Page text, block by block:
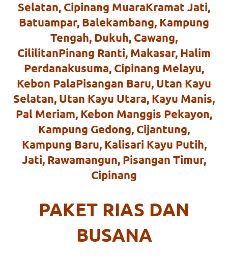
https://www.stockswatches.com
anchor
https://
check
this
link
here
Selatan, Cipinang MuaraKramat Jati,
Batuampar, Balekambang, Kampung
Tengah, Dukuh, Cawang,
CililitanPinang Ranti, Makasar, Halim
Perdanakusuma, Cipinang Melayu,
Kebon PalaPisangan Baru, Utan Kayu
Selatan, Utan Kayu Utara, Kayu Manis,
Pal Meriam, Kebon Manggis Pekayon,
Kampung Gedong, Cijantung,
Kampung Baru, Kalisari Kayu Putih,
Jati, Rawamangun, Pisangan Timur,
Cipinang
PAKET RIAS DAN
BUSANA